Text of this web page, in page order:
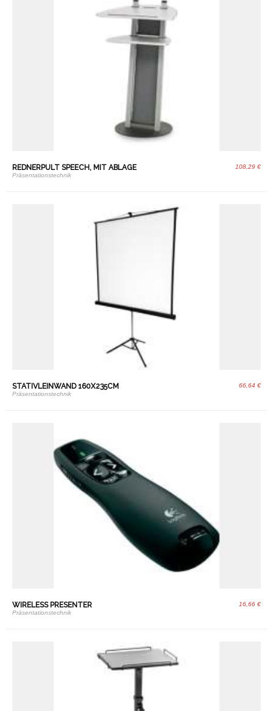
108,29 €
REDNERPULT SPEECH, MIT ABLAGE
Präsentationstechnik
66,64 €
STATIVLEINWAND 160X235CM
Präsentationstechnik
16,66 €
WIRELESS PRESENTER
Präsentationstechnik